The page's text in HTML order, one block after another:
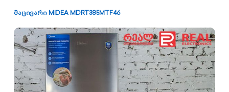
მაცივარი MIDEA MDRT385MTF46